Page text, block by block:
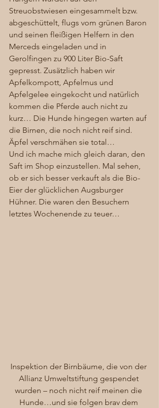
Streuobstwiesen eingesammelt bzw.
abgeschüttelt, flugs vom grünen Baron
und seinen fleißigen Helfern in den
Merceds eingeladen und in
Gerolfingen zu 900 Liter Bio-Saft
gepresst. Zusätzlich haben wir
Apfelkompott, Apfelmus und
Apfelgelee eingekocht und natürlich
kommen die Pferde auch nicht zu
kurz… Die Hunde hingegen warten auf
die Birnen, die noch nicht reif sind.
Äpfel verschmähen sie total…
Und ich mache mich gleich daran, den
Saft im Shop einzustellen. Mal sehen,
ob er sich besser verkauft als die Bio-
Eier der glücklichen Augsburger
Hühner. Die waren den Besuchern
letztes Wochenende zu teuer…
Inspektion der Birnbäume, die von der
Allianz Umweltstiftung gespendet
wurden – noch nicht reif meinen die
Hunde…und sie folgen brav dem